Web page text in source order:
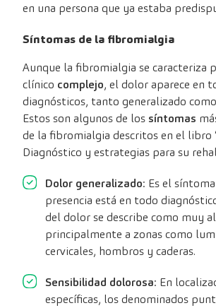
en una persona que ya estaba
Síntomas de la fibromialgia
Aunque la fibromialgia se caracteriza
clínico complejo, el dolor aparece en
diagnósticos, tanto generalizado
Estos son algunos de los síntomas
de la fibromialgia descritos en el libro
Diagnóstico y estrategias para su
Dolor generalizado: Es el
presencia está en todo
del dolor se describe como muy
principalmente a zonas como
cervicales, hombros y caderas.
Sensibilidad dolorosa: En
específicas, los denominados